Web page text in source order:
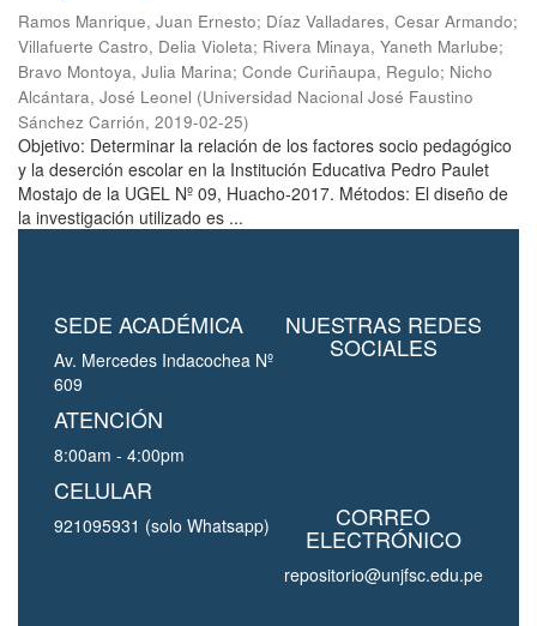
Ramos Manrique, Juan Ernesto; Díaz Valladares, Cesar Armando;
Villafuerte Castro, Delia Violeta; Rivera Minaya, Yaneth Marlube;
Bravo Montoya, Julia Marina; Conde Curiñaupa, Regulo; Nicho
Alcántara, José Leonel (Universidad Nacional José Faustino
Sánchez Carrión, 2019-02-25)
Objetivo: Determinar la relación de los factores socio pedagógico
y la deserción escolar en la Institución Educativa Pedro Paulet
Mostajo de la UGEL Nº 09, Huacho-2017. Métodos: El diseño de
la investigación utilizado es ...
SEDE ACADÉMICA
Av. Mercedes Indacochea Nº
609
ATENCIÓN
8:00am - 4:00pm
CELULAR
921095931 (solo Whatsapp)
NUESTRAS REDES
SOCIALES
CORREO
ELECTRÓNICO
repositorio@unjfsc.edu.pe